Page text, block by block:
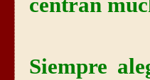
centran
Siempre